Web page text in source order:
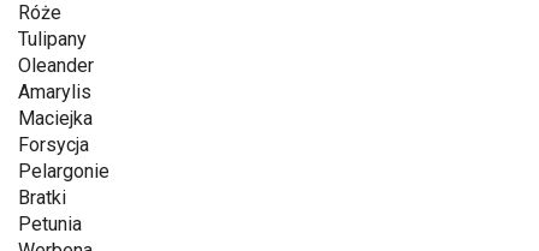
Róże
Tulipany
Oleander
Amarylis
Maciejka
Forsycja
Pelargonie
Bratki
Petunia